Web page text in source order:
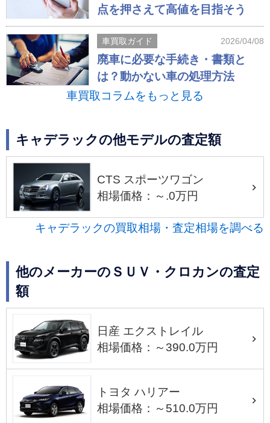
点を押さえて高値を目指そう
車買取ガイド 2026/04/08
廃車に必要な手続き・書類と
は？動かない車の処理方法
車買取コラムをもっと見る
キャデラックの他モデルの査定額
CTS スポーツワゴン
相場価格：～.0万円
キャデラックの買取相場・査定相場を調べる
他のメーカーのＳＵＶ・クロカンの査定
額
日産 エクストレイル
相場価格：～390.0万円
トヨタ ハリアー
相場価格：～510.0万円